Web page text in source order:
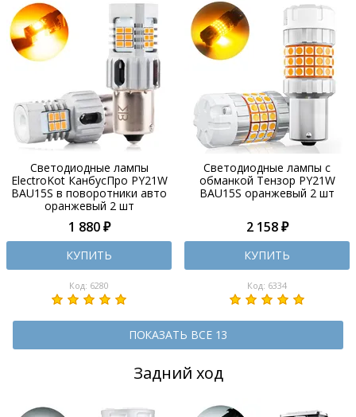
Светодиодные лампы
ElectroKot КанбусПро PY21W
BAU15S в поворотники авто
оранжевый 2 шт
1 880 ₽
КУПИТЬ
Код: 6280
Светодиодные лампы с
обманкой Тензор PY21W
BAU15S оранжевый 2 шт
2 158 ₽
КУПИТЬ
Код: 6334
ПОКАЗАТЬ ВСЕ 13
Задний ход